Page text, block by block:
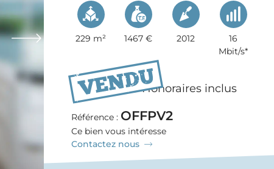
229 m² 1467 € 2012
16
Mbit/s*
885 000 €Honoraires inclus
Référence : OFFPV2
Ce bien vous intéresse
Contactez nous